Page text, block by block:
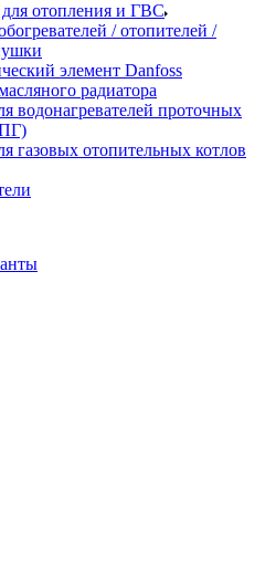
отопления и ГВС
/ отопителей /
элемент Danfoss
радиатора
водонагревателей проточных
газовых отопительных котлов